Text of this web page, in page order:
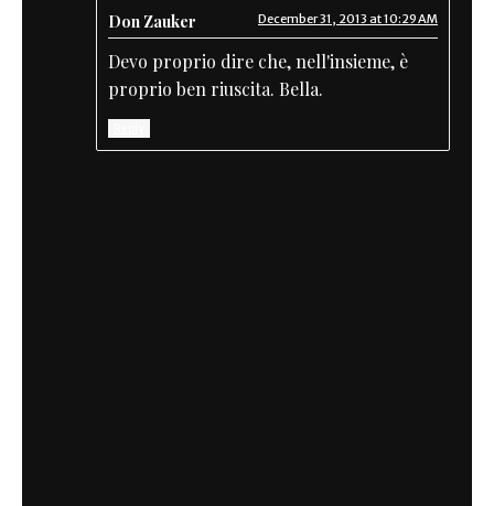
Don Zauker December 31, 2013 at 10:29 AM
Devo proprio dire che, nell'insieme, è
proprio ben riuscita. Bella.